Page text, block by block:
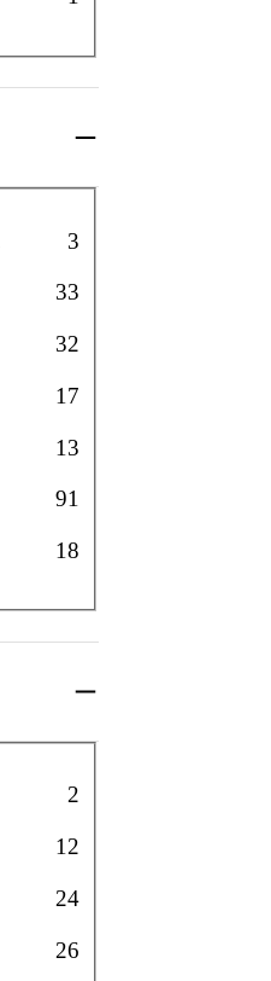
3
33
32
17
13
91
18
2
12
24
26